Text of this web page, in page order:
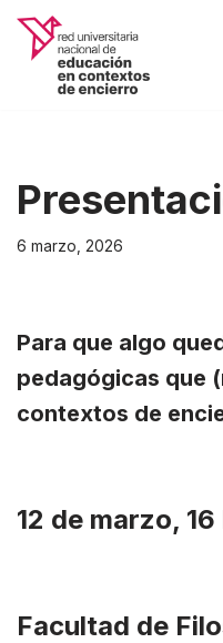
Saltar
6 marzo, 2026
Para que algo
pedagógicas que
contextos de
12 de marzo, 16
Facultad de